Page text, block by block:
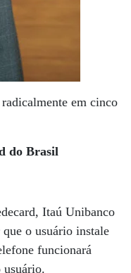
em cinco
do Brasil
Itaú Unibanco
o usuário instale
funcionará
usuário.